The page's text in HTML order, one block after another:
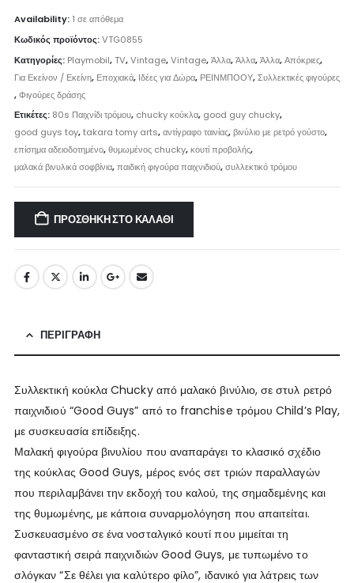
Availability: 1 σε απόθεμα
Κωδικός προϊόντος:VTG0855
Κατηγορίες: Playmobil,TV,Vintage,Vintage,Άλλα,Άλλα,Άλλα,Απόκριες,
Για Εκείνον / Εκείνη, Εποχιακά, Ιδέες για Δώρα, ΡΕΙΝΜΠΟΟΥ,Συλλεκτικές φιγούρες
,Φιγούρες δράσης
Ετικέτες: 80s Παιχνίδι τρόμου, chucky κούκλα, good guy chucky,
good guys toy,takara tomy arts,αντίγραφο ταινίας,βινύλιο με ρετρό γούστο,
επίσημα αδειοδοτημένο,θυμωμένος chucky,κουτί προβολής,
μαλακά βινυλικά σοφβίνια,παιδική φιγούρα παιχνιδιού,συλλεκτικό τρόμου
ΠΡΟΣΘΉΚΗ ΣΤΟ ΚΑΛΆΘΙ
ΠΕΡΙΓΡΑΦΉ
Συλλεκτική κούκλα Chucky από μαλακό βινύλιο, σε στυλ ρετρό
παιχνιδιού “Good Guys” από το franchise τρόμου Child’s Play,
με συσκευασία επίδειξης.
Μαλακή φιγούρα βινυλίου που αναπαράγει το κλασικό σχέδιο
της κούκλας Good Guys, μέρος ενός σετ τριών παραλλαγών
που περιλαμβάνει την εκδοχή του καλού, της σημαδεμένης και
της θυμωμένης, με κάποια συναρμολόγηση που απαιτείται.
Συσκευασμένο σε ένα νοσταλγικό κουτί που μιμείται τη
φανταστική σειρά παιχνιδιών Good Guys, με τυπωμένο το
σλόγκαν “Σε θέλει για καλύτερο φίλο”, ιδανικό για λάτρεις των